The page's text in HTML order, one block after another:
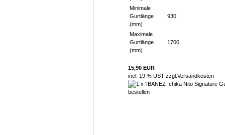
Minimale
Gurtlänge
(mm)
930
Maximale
Gurtlänge
(mm)
1700
15,90 EUR
incl. 19 % UST zzgl. Versandkosten